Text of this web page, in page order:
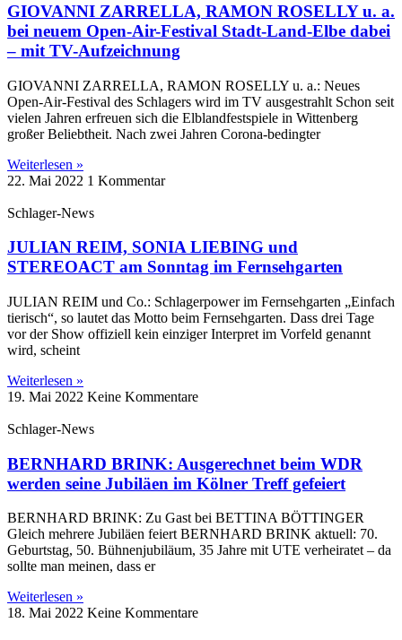
GIOVANNI ZARRELLA, RAMON ROSELLY u. a.
bei neuem Open-Air-Festival Stadt-Land-Elbe dabei
– mit TV-Aufzeichnung
GIOVANNI ZARRELLA, RAMON ROSELLY u. a.: Neues
Open-Air-Festival des Schlagers wird im TV ausgestrahlt Schon seit
vielen Jahren erfreuen sich die Elblandfestspiele in Wittenberg
großer Beliebtheit. Nach zwei Jahren Corona-bedingter
Weiterlesen »
22. Mai 2022 1 Kommentar
Schlager-News
JULIAN REIM, SONIA LIEBING und
STEREOACT am Sonntag im Fernsehgarten
JULIAN REIM und Co.: Schlagerpower im Fernsehgarten „Einfach
tierisch“, so lautet das Motto beim Fernsehgarten. Dass drei Tage
vor der Show offiziell kein einziger Interpret im Vorfeld genannt
wird, scheint
Weiterlesen »
19. Mai 2022 Keine Kommentare
Schlager-News
BERNHARD BRINK: Ausgerechnet beim WDR
werden seine Jubiläen im Kölner Treff gefeiert
BERNHARD BRINK: Zu Gast bei BETTINA BÖTTINGER
Gleich mehrere Jubiläen feiert BERNHARD BRINK aktuell: 70.
Geburtstag, 50. Bühnenjubiläum, 35 Jahre mit UTE verheiratet – da
sollte man meinen, dass er
Weiterlesen »
18. Mai 2022 Keine Kommentare